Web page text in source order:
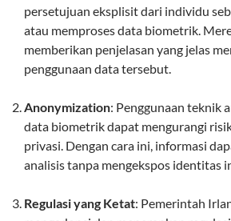
persetujuan eksplisit dari individu
atau memproses data biometrik.
memberikan penjelasan yang jelas
penggunaan data tersebut.
Anonymization: Penggunaan teknik
data biometrik dapat mengurangi
privasi. Dengan cara ini, informasi
analisis tanpa mengekspos identitas
Regulasi yang Ketat: Pemerintah